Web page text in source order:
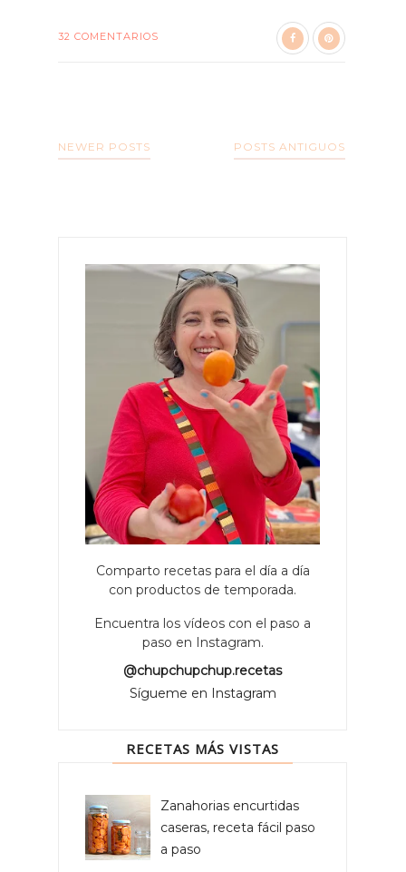
32 COMENTARIOS
NEWER POSTS POSTS ANTIGUOS
Comparto recetas para el día a día
con productos de temporada.
Encuentra los vídeos con el paso a
paso en Instagram.
@chupchupchup.recetas
Sígueme en Instagram
RECETAS MÁS VISTAS
Zanahorias encurtidas
caseras, receta fácil paso
a paso